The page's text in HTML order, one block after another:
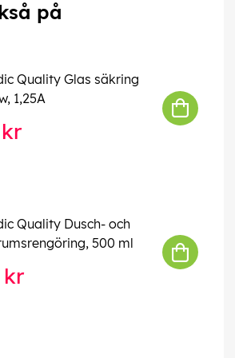
på
Quality Glas säkring
1,25A
Quality Dusch- och
500 ml
kr